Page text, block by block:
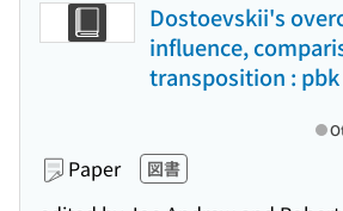
Dostoevskii's
influence,
transposition : pbk
Paper 図書